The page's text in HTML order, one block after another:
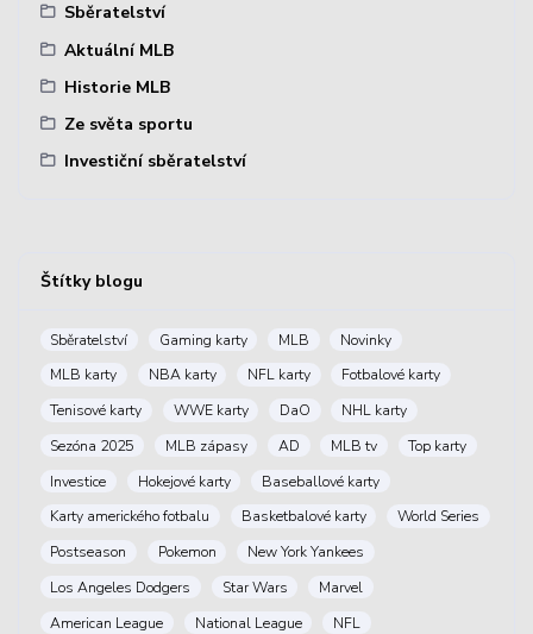
Sběratelství
Aktuální MLB
Historie MLB
Ze světa sportu
Investiční sběratelství
Štítky blogu
Sběratelství Gaming karty MLB
Novinky
MLB karty
NBA karty NFL karty
Fotbalové karty
Tenisové karty
WWE karty DaO
NHL karty
Sezóna 2025
MLB zápasy AD MLB tv
Top karty
Investice
Hokejové karty
Baseballové karty
Karty amerického fotbalu
Basketbalové karty
World Series
Postseason
Pokemon
New York Yankees
Los Angeles Dodgers
Star Wars
Marvel
American League
National League
NFL